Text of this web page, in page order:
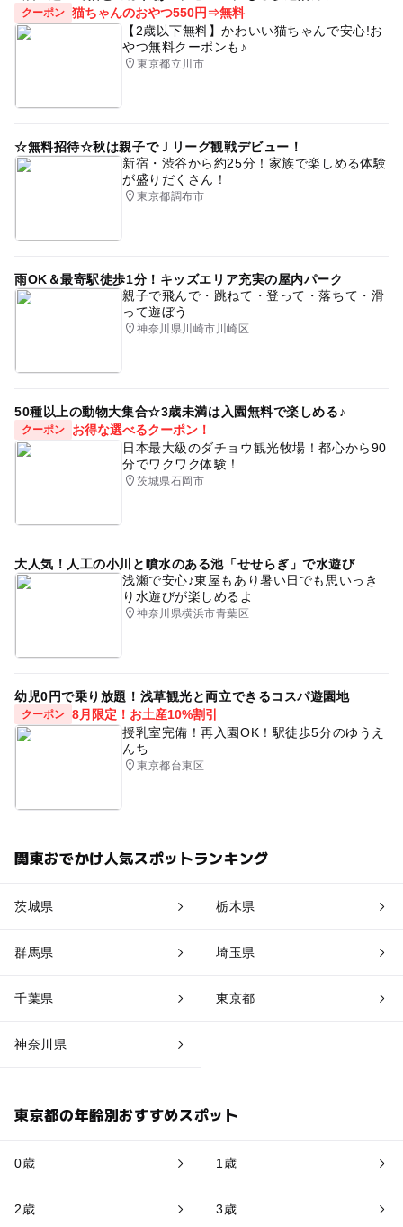
クーポン 猫ちゃんのおやつ550円⇒無料
【2歳以下無料】かわいい猫ちゃんで安心!お
やつ無料クーポンも♪
東京都立川市
☆無料招待☆秋は親子でＪリーグ観戦デビュー！
新宿・渋谷から約25分！家族で楽しめる体験
が盛りだくさん！
東京都調布市
雨OK＆最寄駅徒歩1分！キッズエリア充実の屋内パーク
親子で飛んで・跳ねて・登って・落ちて・滑
って遊ぼう
神奈川県川崎市川崎区
50種以上の動物大集合☆3歳未満は入園無料で楽しめる♪
クーポン
お得な選べるクーポン！
日本最大級のダチョウ観光牧場！都心から90
分でワクワク体験！
茨城県石岡市
大人気！人工の小川と噴水のある池「せせらぎ」で水遊び
浅瀬で安心♪東屋もあり暑い日でも思いっき
り水遊びが楽しめるよ
神奈川県横浜市青葉区
幼児0円で乗り放題！浅草観光と両立できるコスパ遊園地
クーポン 8月限定！お土産10%割引
授乳室完備！再入園OK！駅徒歩5分のゆうえ
んち
東京都台東区
関東おでかけ人気スポットランキング
茨城県 栃木県
群馬県 埼玉県
千葉県 東京都
神奈川県
東京都の年齢別おすすめスポット
0歳 1歳
2歳 3歳